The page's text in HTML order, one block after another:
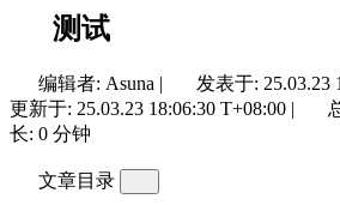
测试
编辑者: Asuna | 发表于: 25.03.23
更新于: 25.03.23 18:06:30 T+08:00 |
长: 0 分钟
文章目录